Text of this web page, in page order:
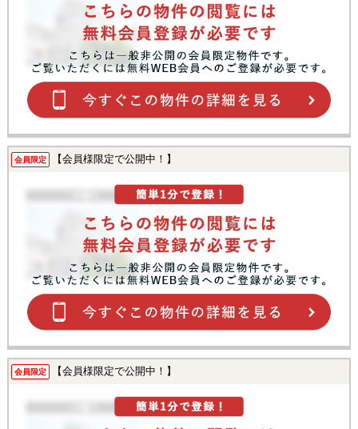
会員限定 【会員様限定で公開中！】
会員限定 【会員様限定で公開中！】